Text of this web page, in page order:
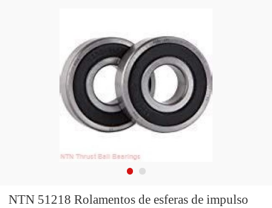
NTN 51218 Rolamentos de esferas de impulso